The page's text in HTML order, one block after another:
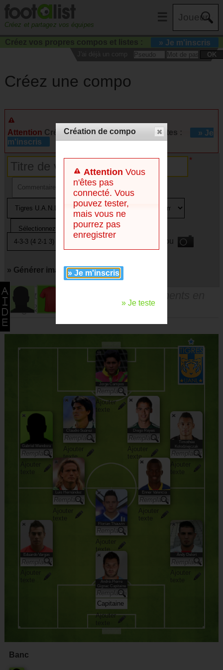
Créez et partagez vos équipes
☰
Créez vos propres compos et listes : » Je m'inscris
J'ai déjà un compte : OK
Créez une compo
Attention Créez vos propres compos et listes :
» Je
m'inscris
ou
» Générer image avec
Vous pouvez faire des remplacements en
drag & droppant les joueurs.
Jorge Campos
Ajouter
texte
Gabriel Mendoza
Claudio Suárez
Ajouter
texte
Diego Reyes
Ajouter
texte
Timothée
Kolodziejczak
texte
Luis Hernández
Ajouter
texte
Enner Valencia
Ajouter
texte
Florian Thauvin
Ajouter
texte
Andy Delort
Ajouter
Eduardo Vargas
André-Pierre
Gignac Capitaine
Ajouter
Banc
Création de compo
Attention Vous
n'êtes pas
connecté. Vous
pouvez tester,
mais vous ne
pourrez pas
enregistrer
» Je m'inscris
» Je teste